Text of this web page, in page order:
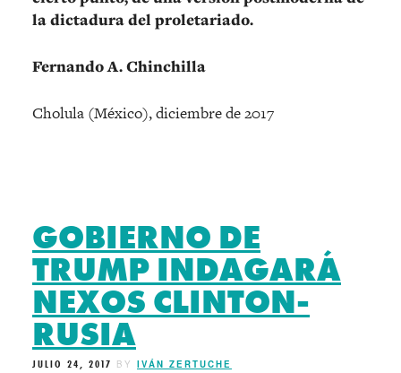
la dictadura del proletariado.
Fernando A. Chinchilla
Cholula (México), diciembre de 2017
GOBIERNO DE
TRUMP INDAGARÁ
NEXOS CLINTON-
RUSIA
JULIO 24, 2017 BY IVÁN ZERTUCHE